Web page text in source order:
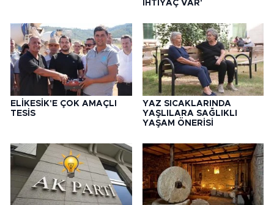
İHTİYAÇ VAR'
ELİKESİK'E ÇOK AMAÇLI
TESİS
YAZ SICAKLARINDA
YAŞLILARA SAĞLIKLI
YAŞAM ÖNERİSİ